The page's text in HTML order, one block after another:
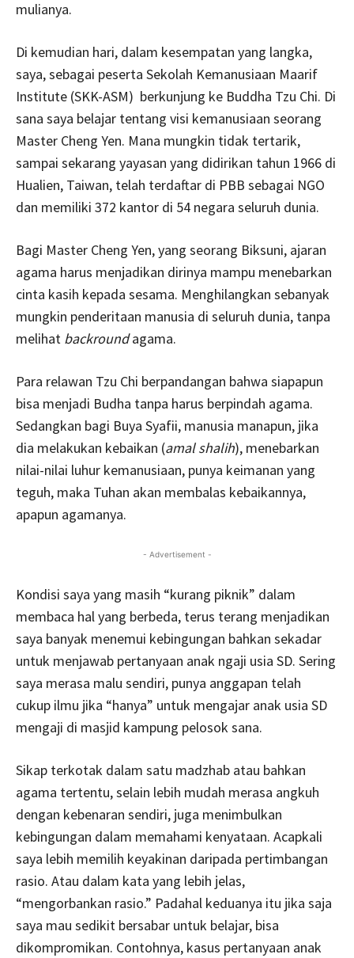
mulianya.
Di kemudian hari, dalam kesempatan yang langka,
saya, sebagai peserta Sekolah Kemanusiaan Maarif
Institute (SKK-ASM) berkunjung ke Buddha Tzu Chi. Di
sana saya belajar tentang visi kemanusiaan seorang
Master Cheng Yen. Mana mungkin tidak tertarik,
sampai sekarang yayasan yang didirikan tahun 1966 di
Hualien, Taiwan, telah terdaftar di PBB sebagai NGO
dan memiliki 372 kantor di 54 negara seluruh dunia.
Bagi Master Cheng Yen, yang seorang Biksuni, ajaran
agama harus menjadikan dirinya mampu menebarkan
cinta kasih kepada sesama. Menghilangkan sebanyak
mungkin penderitaan manusia di seluruh dunia, tanpa
melihat backroundagama.
Para relawan Tzu Chi berpandangan bahwa siapapun
bisa menjadi Budha tanpa harus berpindah agama.
Sedangkan bagi Buya Syafii, manusia manapun, jika
dia melakukan kebaikan (amalshalih), menebarkan
nilai-nilai luhur kemanusiaan, punya keimanan yang
teguh, maka Tuhan akan membalas kebaikannya,
apapun agamanya.
- Advertisement -
Kondisi saya yang masih “kurang piknik” dalam
membaca hal yang berbeda, terus terang menjadikan
saya banyak menemui kebingungan bahkan sekadar
untuk menjawab pertanyaan anak ngaji usia SD. Sering
saya merasa malu sendiri, punya anggapan telah
cukup ilmu jika “hanya” untuk mengajar anak usia SD
mengaji di masjid kampung pelosok sana.
Sikap terkotak dalam satu madzhab atau bahkan
agama tertentu, selain lebih mudah merasa angkuh
dengan kebenaran sendiri, juga menimbulkan
kebingungan dalam memahami kenyataan. Acapkali
saya lebih memilih keyakinan daripada pertimbangan
rasio. Atau dalam kata yang lebih jelas,
“mengorbankan rasio.” Padahal keduanya itu jika saja
saya mau sedikit bersabar untuk belajar, bisa
dikompromikan. Contohnya, kasus pertanyaan anak